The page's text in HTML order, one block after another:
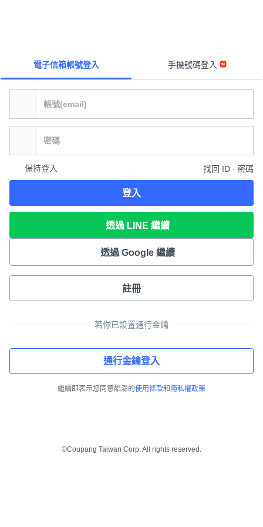
電子信箱帳號登入 手機號碼登入
保持登入 找回 ID ∙ 密碼
登入
透過 LINE 繼續
透過 Google 繼續
註冊
若你已設置通行金鑰
通行金鑰登入
繼續即表示您同意酷澎的使用條款和 隱私權政策
©Coupang Taiwan Corp. All rights reserved.